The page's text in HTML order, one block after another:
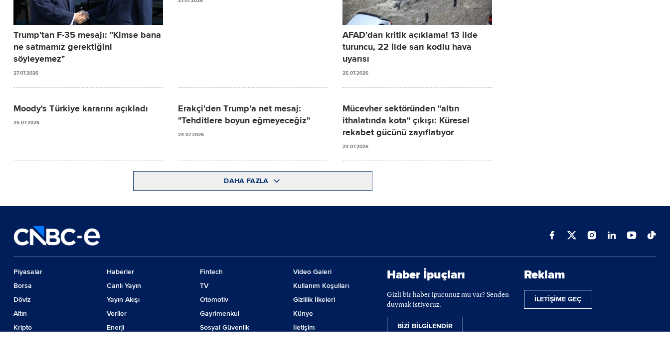
Trump'tan F-35 mesajı: "Kimse bana
ne satmamız gerektiğini
söyleyemez"
27.07.2026
AFAD'dan kritik açıklama! 13 ilde
turuncu, 22 ilde sarı kodlu hava
uyarısı
25.07.2026
Moody's Türkiye kararını açıkladı
25.07.2026
Erakçi'den Trump'a net mesaj:
"Tehditlere boyun eğmeyeceğiz"
24.07.2026
Mücevher sektöründen "altın
ithalatında kota" çıkışı: Küresel
rekabet gücünü zayıflatıyor
23.07.2026
DAHA FAZLA
Piyasalar
Borsa
Döviz
Altın
Kripto
Haberler
Canlı Yayın
Yayın Akışı
Veriler
Enerji
Fintech
TV
Otomotiv
Gayrimenkul
Sosyal Güvenlik
Video Galeri
Kullanım Koşulları
Gizlilik İlkeleri
Künye
İletişim
Haber İpuçları
Gizli bir haber ipucunuz mu var? Senden
duymak istiyoruz.
BİZİ BİLGİLENDİR
Reklam
İLETİŞİME GEÇ